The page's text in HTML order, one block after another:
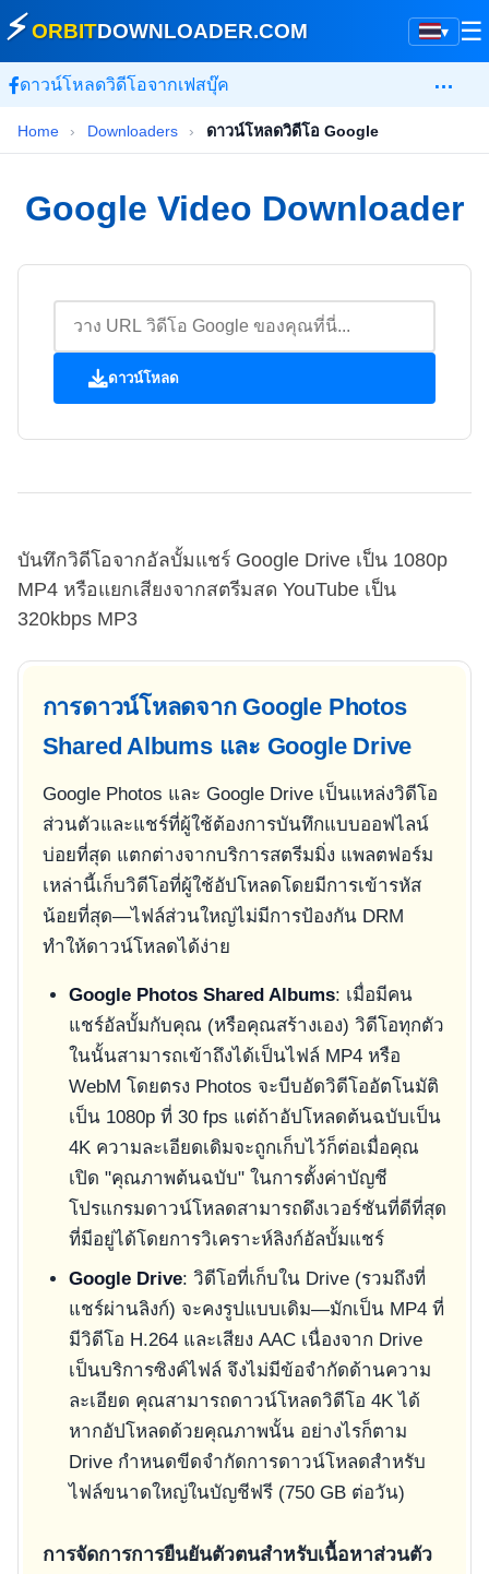
▾
⚡ORBITDOWNLOADER.COM ☰
ดาวน์โหลดวิดีโอจากเฟสบุ๊ค …
Home › Downloaders › ดาวน์โหลดวิดีโอ Google
Google Video Downloader
ดาวน์โหลด
บันทึกวิดีโอจากอัลบั้มแชร์ Google Drive เป็น 1080p
MP4 หรือแยกเสียงจากสตรีมสด YouTube เป็น
320kbps MP3
การดาวน์โหลดจาก Google Photos
Shared Albums และ Google Drive
Google Photos และ Google Drive เป็นแหล่งวิดีโอ
ส่วนตัวและแชร์ที่ผู้ใช้ต้องการบันทึกแบบออฟไลน์
บ่อยที่สุด แตกต่างจากบริการสตรีมมิ่ง แพลตฟอร์ม
เหล่านี้เก็บวิดีโอที่ผู้ใช้อัปโหลดโดยมีการเข้ารหัส
น้อยที่สุด—ไฟล์ส่วนใหญ่ไม่มีการป้องกัน DRM
ทำให้ดาวน์โหลดได้ง่าย
Google Photos Shared Albums: เมื่อมีคน
แชร์อัลบั้มกับคุณ (หรือคุณสร้างเอง) วิดีโอทุกตัว
ในนั้นสามารถเข้าถึงได้เป็นไฟล์ MP4 หรือ
WebM โดยตรง Photos จะบีบอัดวิดีโออัตโนมัติ
เป็น 1080p ที่ 30 fps แต่ถ้าอัปโหลดต้นฉบับเป็น
4K ความละเอียดเดิมจะถูกเก็บไว้ก็ต่อเมื่อคุณ
เปิด "คุณภาพต้นฉบับ" ในการตั้งค่าบัญชี
โปรแกรมดาวน์โหลดสามารถดึงเวอร์ชันที่ดีที่สุด
ที่มีอยู่ได้โดยการวิเคราะห์ลิงก์อัลบั้มแชร์
Google Drive: วิดีโอที่เก็บใน Drive (รวมถึงที่
แชร์ผ่านลิงก์) จะคงรูปแบบเดิม—มักเป็น MP4 ที่
มีวิดีโอ H.264 และเสียง AAC เนื่องจาก Drive
เป็นบริการซิงค์ไฟล์ จึงไม่มีข้อจำกัดด้านความ
ละเอียด คุณสามารถดาวน์โหลดวิดีโอ 4K ได้
หากอัปโหลดด้วยคุณภาพนั้น อย่างไรก็ตาม
Drive กำหนดขีดจำกัดการดาวน์โหลดสำหรับ
ไฟล์ขนาดใหญ่ในบัญชีฟรี (750 GB ต่อวัน)
การจัดการการยืนยันตัวตนสำหรับเนื้อหาส่วนตัว